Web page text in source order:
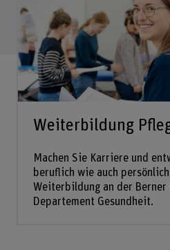
Weiterbildung
Machen Sie Karriere und
beruflich wie auch
Weiterbildung an der Berner
Departement Gesundheit.